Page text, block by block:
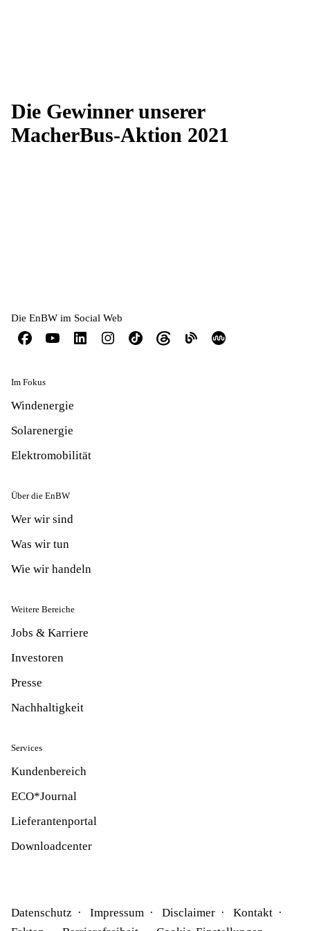
Die Gewinner unserer
MacherBus-Aktion 2021
Die EnBW im Social Web
Im Fokus
Windenergie
Solarenergie
Elektromobilität
Über die EnBW
Wer wir sind
Was wir tun
Wie wir handeln
Weitere Bereiche
Jobs & Karriere
Investoren
Presse
Nachhaltigkeit
Services
Kundenbereich
ECO*Journal
Lieferantenportal
Downloadcenter
Datenschutz Impressum Disclaimer
Kontakt